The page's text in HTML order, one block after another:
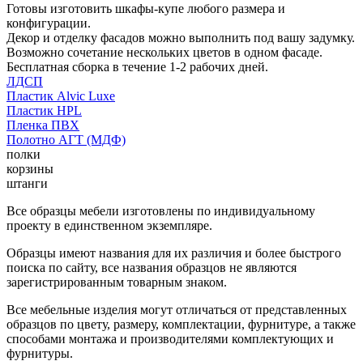
Готовы изготовить шкафы-купе любого размера и
конфигурации.
Декор и отделку фасадов можно выполнить под вашу задумку.
Возможно сочетание нескольких цветов в одном фасаде.
Бесплатная сборка в течение 1-2 рабочих дней.
ЛДСП
Пластик Alvic Luxe
Пластик HPL
Пленка ПВХ
Полотно АГТ (МДФ)
полки
корзины
штанги
Все образцы мебели изготовлены по индивидуальному
проекту в единственном экземпляре.
Образцы имеют названия для их различия и более быстрого
поиска по сайту, все названия образцов не являются
зарегистрированным товарным знаком.
Все мебельные изделия могут отличаться от представленных
образцов по цвету, размеру, комплектации, фурнитуре, а также
способами монтажа и производителями комплектующих и
фурнитуры.